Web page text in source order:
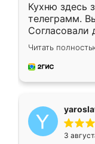
Кухню здесь
телеграмм.
Согласовали
недели кухня
довольны
мебель за
Читать
3